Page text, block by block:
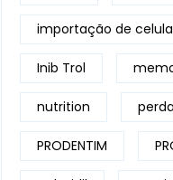
importação de
Inib Trol
nutrition
PRODENTIM